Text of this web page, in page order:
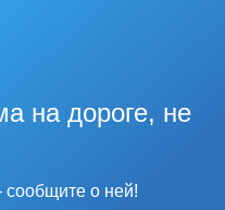
на дороге, не
о ней!